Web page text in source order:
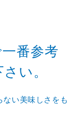
番参考
い。
い美味しさをも